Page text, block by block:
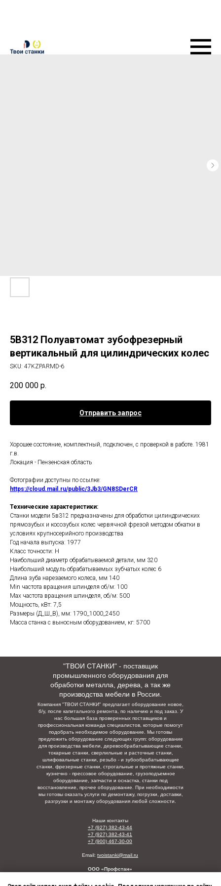
5В312 Полуавтомат зубофрезерный
вертикальный для цилиндрических колес
SKU: 47KZPARMD-6
200 000 р.
Отправить запрос
Хорошее состояние, комплектный, подключен, с проверкой в работе. 1981
г.в.
Локация - Пензенская область
Фотографии доступны по ссылке:
https://cloud.mail.ru/public/3Jb3/GN8SDerCR
Технические характеристики:
Станки модели 5в312 предназначены для обработки цилиндрических
прямозубых и косозубых колес червячной фрезой методом обкатки в
условиях крупносерийного производства
Год начала выпуска: 1977
Класс точности: Н
Наибольший диаметр обрабатываемой детали, мм 320
Наибольший модуль обрабатываемых зубчатых колес 6
Длина зуба нарезаемого колеса, мм 140
Min частота вращения шпинделя об/м: 100
Max частота вращения шпинделя, об/м: 500
Мощность, кВт: 7,5
Размеры (Д_Ш_В), мм: 1790_1000_2450
Масса станка с выносным оборудованием, кг: 5700
"ТВОИ СТАНКИ" - поставщик
промышленного оборудования для
обработки металла, дерева, а так же
производства мебели в России.
Компания "ТВОИ СТАНКИ" предлагает оборудование новое,
б/у, после капитального ремонта, по наличию и под заказ. У
нас большая база проверенных поставщиков и
профессиональная команда специалистов, которые помогут
подобрать необходимое оборудование. Мы готовы
предложить оборудование следующих групп: оборудование
для производства мебели, деревообрабатывающие станки,
токарные станки, сверлильные и расточные станки,
шлифовальные станки, резьбо - и зубообрабатывающие
станки, фрезерные станки, строгальные и протяжные станки,
кузнечно - прессовое оборудование, грузоподъемное
оборудование, запчасти и оснастка, станки под
восстановление, прочее оборудование. При необходимости
мы готовы оказать услуги по демонтажу, погрузки, доставки,
разгрузки и монтажу оборудования любой сложности.
Наши контакты
+7 (927) 382-43-44
+7 (927) 382-43-41
+7 (900) 467-30-00
Email: tvoistanki@mail.ru
ООО «Профстан»